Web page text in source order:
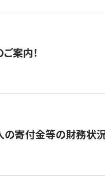
案内！
寄付金等の財務状